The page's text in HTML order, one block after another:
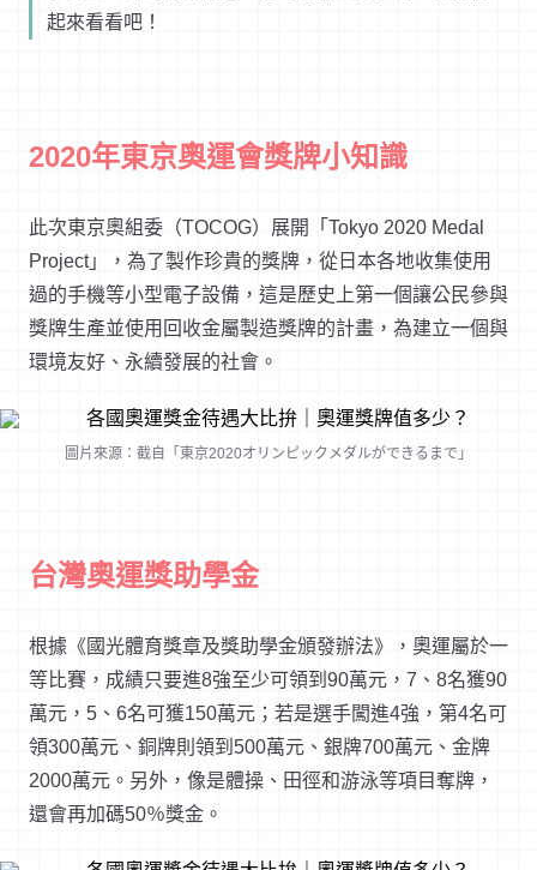
起來看看吧！
2020年東京奧運會獎牌小知識
此次東京奧組委（TOCOG）展開「Tokyo 2020 Medal
Project」，為了製作珍貴的獎牌，從日本各地收集使用
過的手機等小型電子設備，這是歷史上第一個讓公民參與
獎牌生產並使用回收金屬製造獎牌的計畫，為建立一個與
環境友好、永續發展的社會。
圖片來源：截自「東京2020オリンピックメダルができるまで」
台灣奧運獎助學金
根據《國光體育獎章及獎助學金頒發辦法》，奧運屬於一
等比賽，成績只要進8強至少可領到90萬元，7、8名獲90
萬元，5、6名可獲150萬元；若是選手闖進4強，第4名可
領300萬元、銅牌則領到500萬元、銀牌700萬元、金牌
2000萬元。另外，像是體操、田徑和游泳等項目奪牌，
還會再加碼50％獎金。